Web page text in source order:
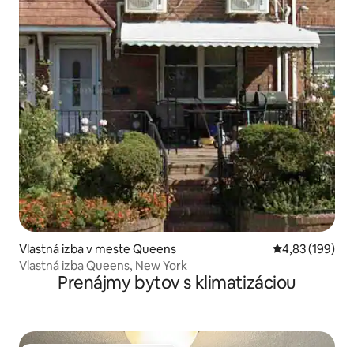
Vlastná izba v meste Queens Priemerné
4,83 (199)
Vlastná izba Queens, New York
Prenájmy bytov s klimatizáciou